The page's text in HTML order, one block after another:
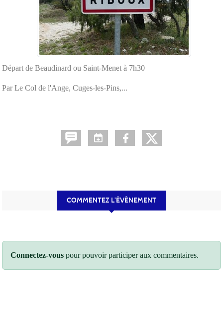
Départ de Beaudinard ou Saint-Menet à 7h30
Par Le Col de l'Ange, Cuges-les-Pins,...
COMMENTEZ L’ÉVÈNEMENT
Connectez-vous pour pouvoir participer aux commentaires.